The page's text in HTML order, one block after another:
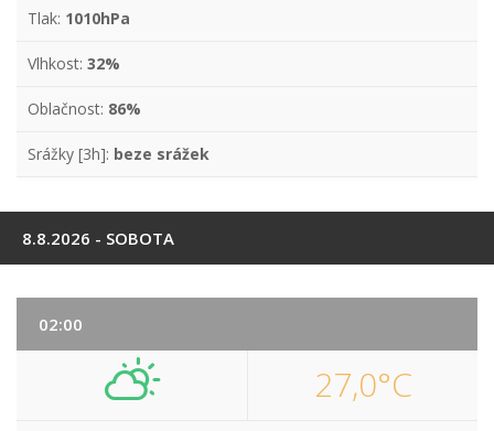
Tlak: 1010hPa
Vlhkost: 32%
Oblačnost: 86%
Srážky [3h]: beze srážek
8.8.2026 - SOBOTA
02:00
27,0°C